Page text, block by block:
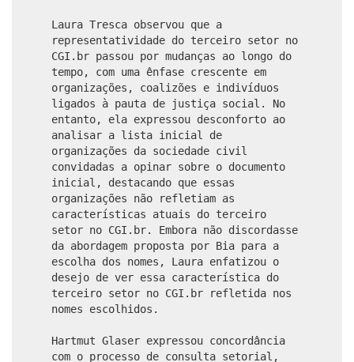
Laura Tresca observou que a
representatividade do terceiro setor no
CGI.br passou por mudanças ao longo do
tempo, com uma ênfase crescente em
organizações, coalizões e indivíduos
ligados à pauta de justiça social. No
entanto, ela expressou desconforto ao
analisar a lista inicial de
organizações da sociedade civil
convidadas a opinar sobre o documento
inicial, destacando que essas
organizações não refletiam as
características atuais do terceiro
setor no CGI.br. Embora não discordasse
da abordagem proposta por Bia para a
escolha dos nomes, Laura enfatizou o
desejo de ver essa característica do
terceiro setor no CGI.br refletida nos
nomes escolhidos.
Hartmut Glaser expressou concordância
com o processo de consulta setorial,